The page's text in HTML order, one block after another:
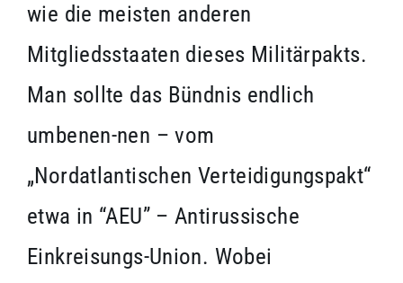
wie die meisten anderen
Mitgliedsstaaten dieses Militärpakts.
Man sollte das Bündnis endlich
umbenen-nen – vom
„Nordatlantischen Verteidigungspakt“
etwa in “AEU” – Antirussische
Einkreisungs-Union. Wobei